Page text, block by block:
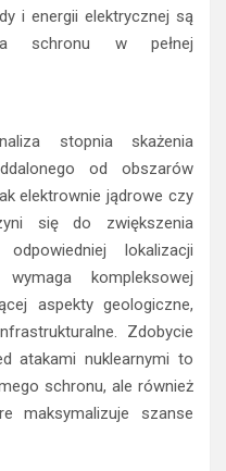
i energii elektrycznej są
schronu w pełnej
stopnia skażenia
od obszarów
elektrownie jądrowe czy
się do zwiększenia
lokalizacji
kompleksowej
aspekty geologiczne,
Zdobycie
atakami nuklearnymi to
schronu, ale również
maksymalizuje szanse